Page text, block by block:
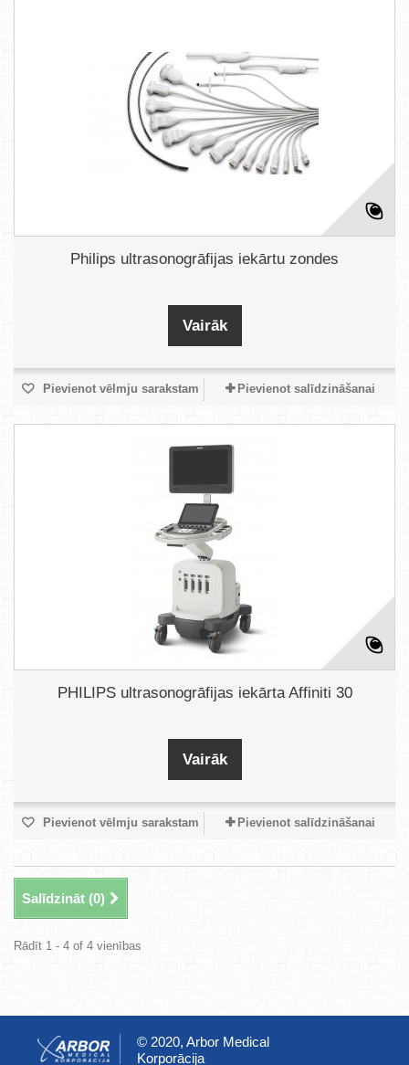
Philips ultrasonogrāfijas iekārtu zondes
Vairāk
Pievienot vēlmju sarakstam Pievienot salīdzināšanai
PHILIPS ultrasonogrāfijas iekārta Affiniti 30
Vairāk
Pievienot vēlmju sarakstam Pievienot salīdzināšanai
Salīdzināt (0)
Rādīt 1 - 4 of 4 vienības
© 2020, Arbor Medical
Korporācija